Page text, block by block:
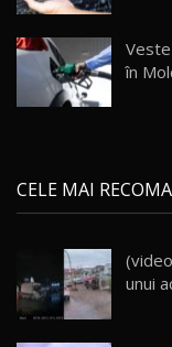
20
21
22
în
CELE MAI
unui